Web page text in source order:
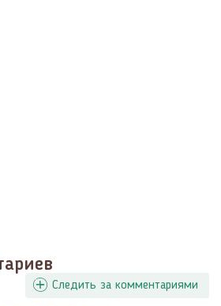
Следить за комментариями